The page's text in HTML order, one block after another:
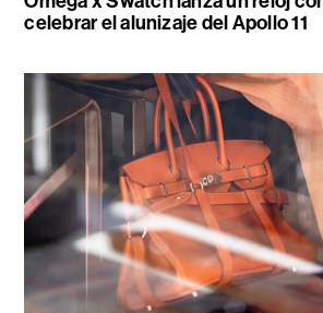
celebrar el alunizaje del Apollo 11